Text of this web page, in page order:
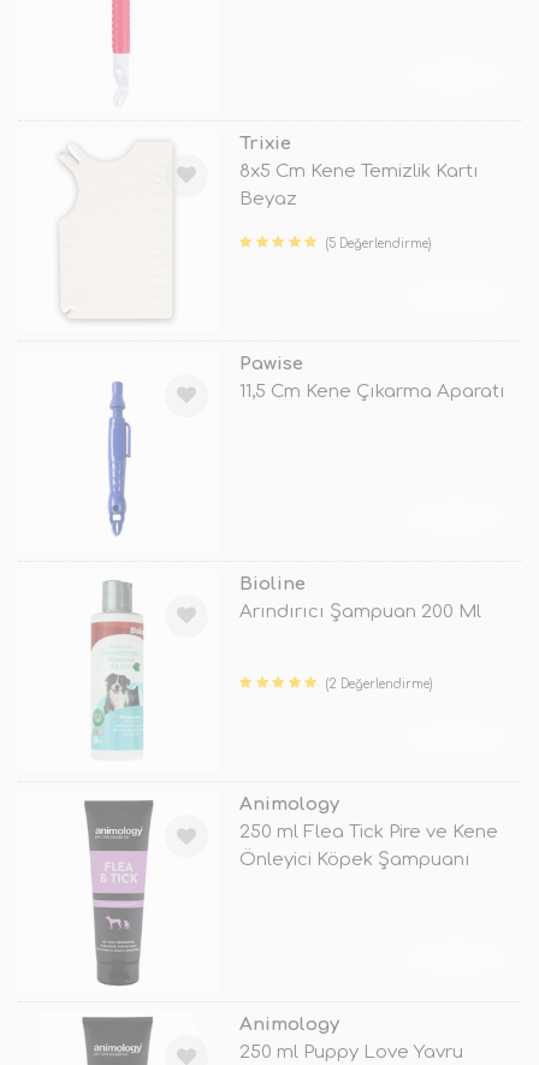
Trixie
8x5 Cm Kene Temizlik Kartı
Beyaz
(5 Değerlendirme)
Pawise
11,5 Cm Kene Çıkarma Aparatı
Bioline
Arındırıcı Şampuan 200 Ml
(2 Değerlendirme)
Animology
250 ml Flea Tick Pire ve Kene
Önleyici Köpek Şampuanı
Animology
250 ml Puppy Love Yavru